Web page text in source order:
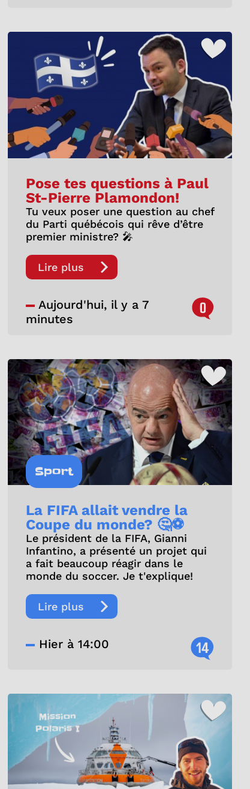
Pose tes questions à Paul
St-Pierre Plamondon!
Tu veux poser une question au chef
du Parti québécois qui rêve d’être
premier ministre? 🎤
Lire plus
Aujourd'hui, il y a 7
minutes
0
Sport
La FIFA allait vendre la
Coupe du monde? 🤔⚽
Le président de la FIFA, Gianni
Infantino, a présenté un projet qui
a fait beaucoup réagir dans le
monde du soccer. Je t'explique!
Lire plus
Hier à 14:00 14